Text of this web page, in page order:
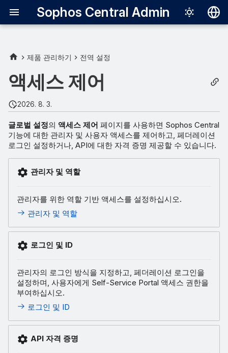
Sophos Central Admin
Italiano
日本語
한국어
제품 관리하기 전역 설정
액세스 제어
2026. 8. 3.
글로벌 설정의 액세스 제어 페이지를 사용하면 Sophos Central
기능에 대한 관리자 및 사용자 액세스를 제어하고, 페더레이션
로그인 설정하거나, API에 대한 자격 증명 제공할 수 있습니다.
관리자 및 역할
관리자를 위한 역할 기반 액세스를 설정하십시오.
관리자 및 역할
로그인 및 ID
관리자의 로그인 방식을 지정하고, 페더레이션 로그인을
설정하며, 사용자에게 Self-Service Portal 액세스 권한을
부여하십시오.
로그인 및 ID
API 자격 증명